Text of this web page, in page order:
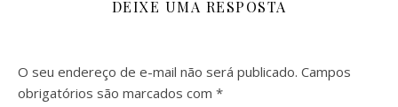
DEIXE UMA RESPOSTA
O seu endereço de e-mail não será publicado. Campos
obrigatórios são marcados com *